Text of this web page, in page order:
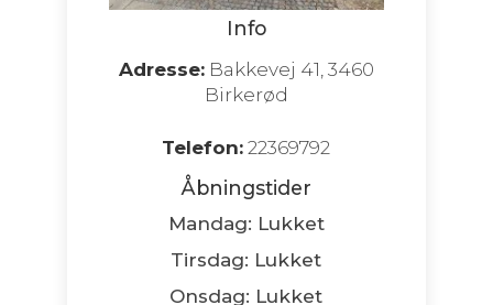
Info
Adresse:Bakkevej 41, 3460
Birkerød
Telefon: 22369792
Åbningstider
Mandag: Lukket
Tirsdag: Lukket
Onsdag: Lukket